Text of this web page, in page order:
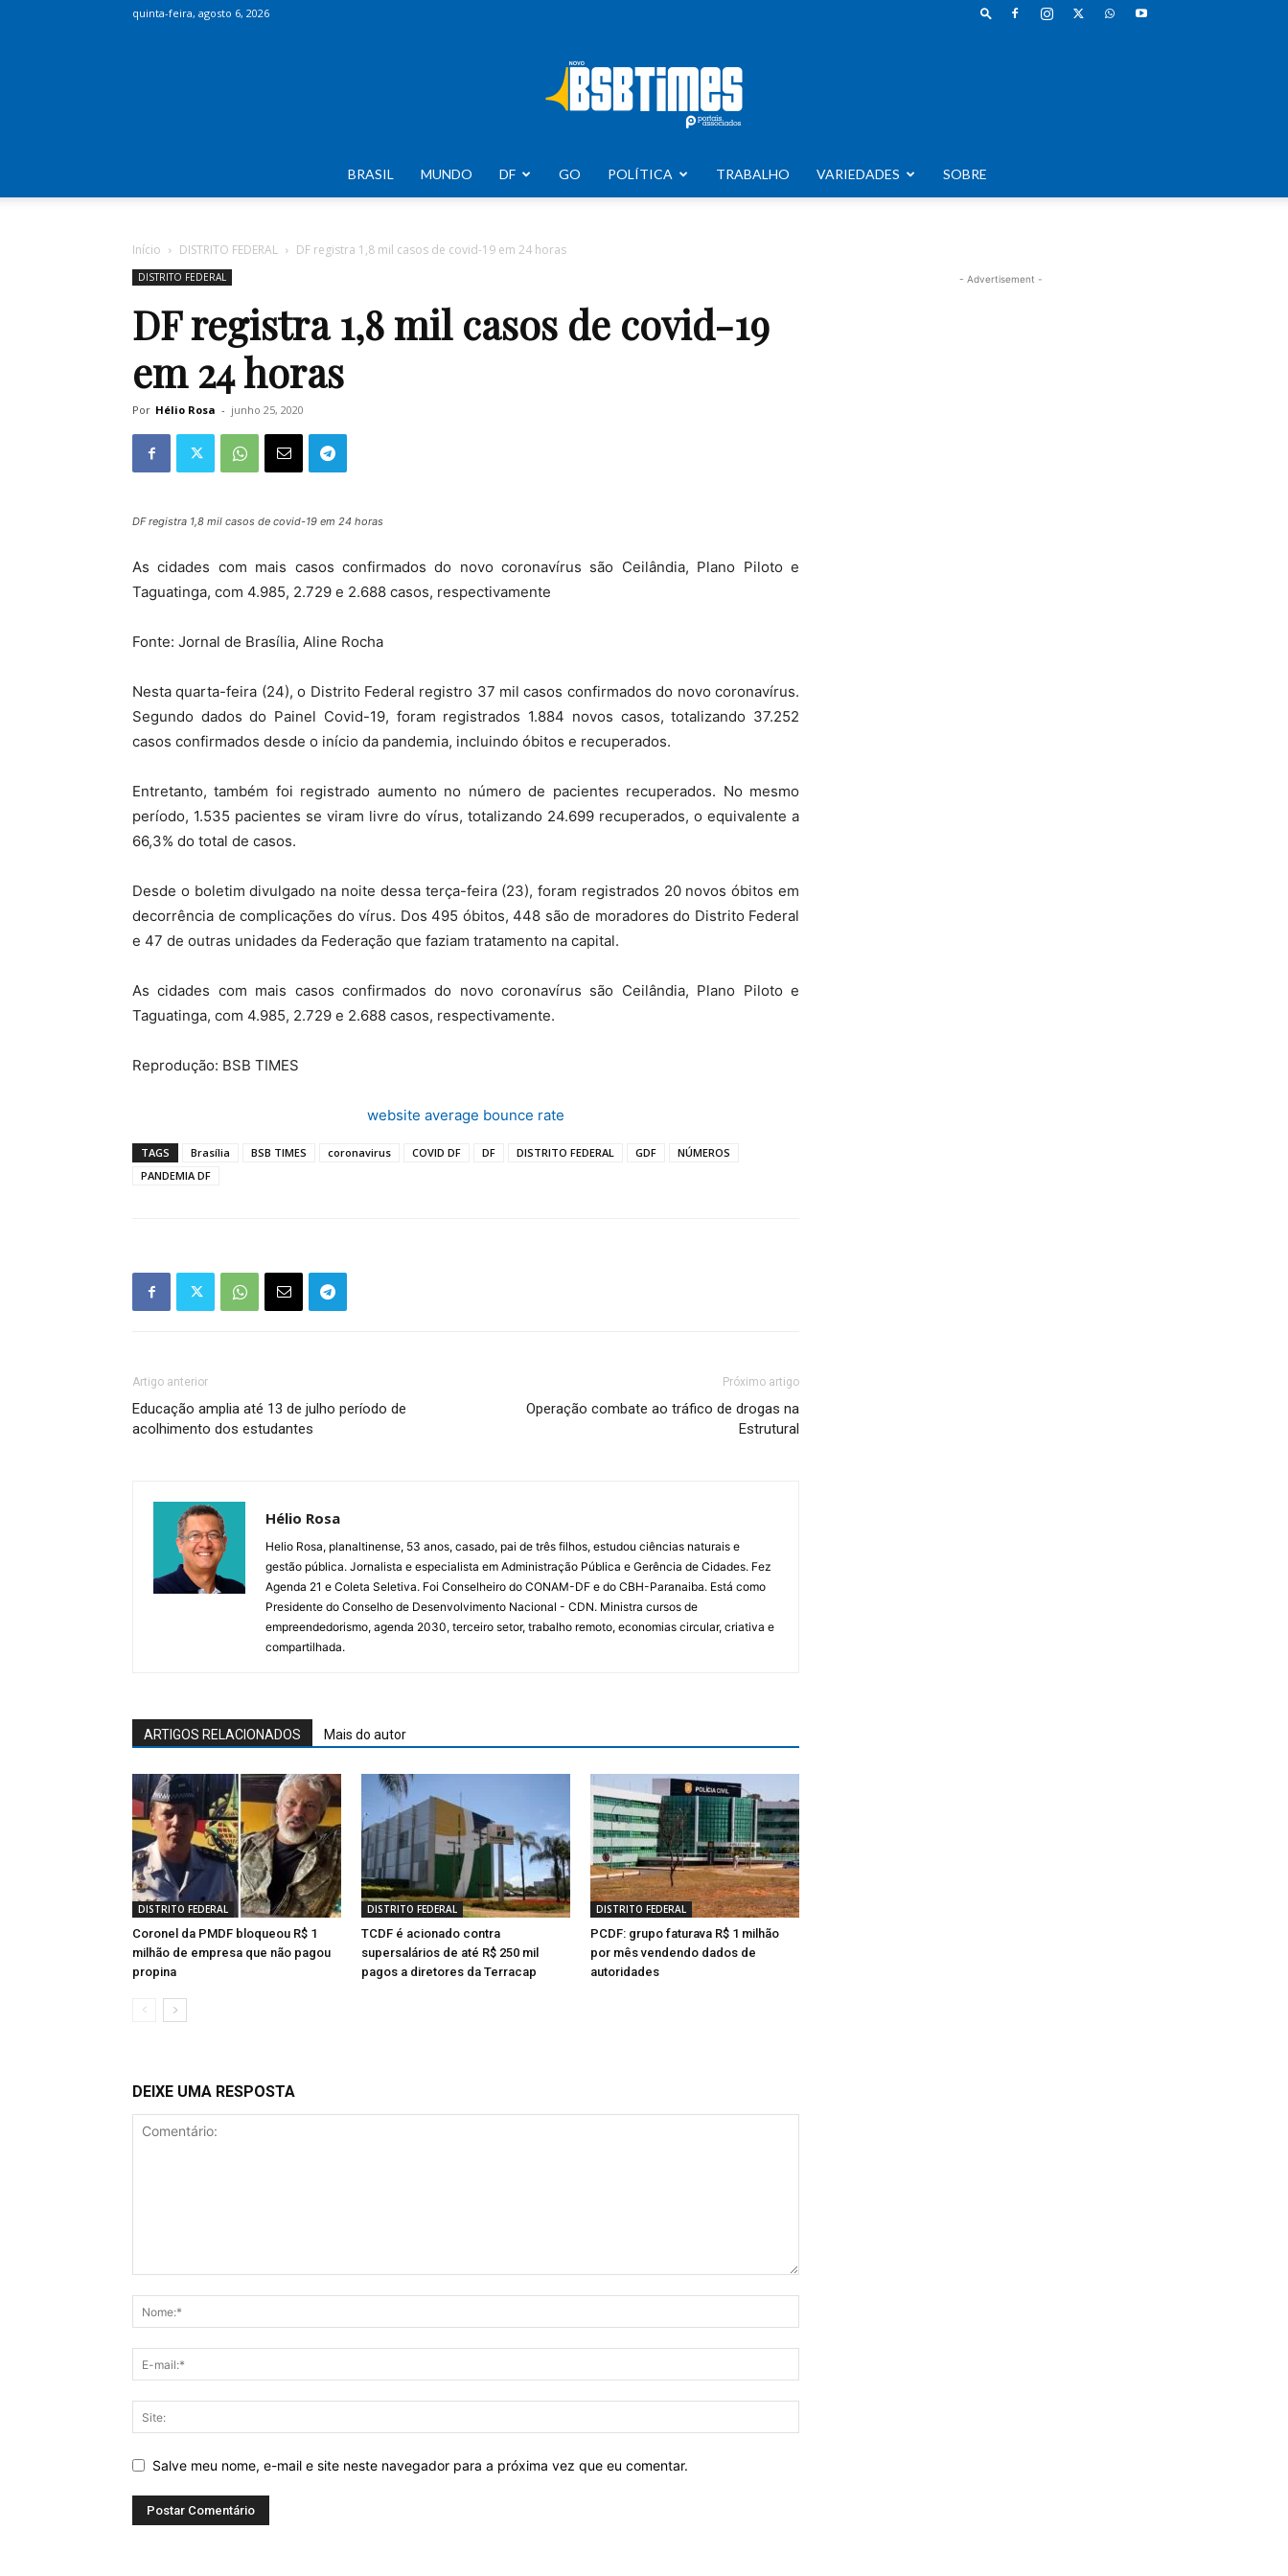
quinta-feira, agosto 6, 2026
Times
BRASIL MUNDO DF GO POLÍTICA TRABALHO VARIEDADES SOBRE
Início DISTRITO FEDERAL DF registra 1,8 mil casos de covid-19 em 24 horas
DISTRITO FEDERAL
DF registra 1,8 mil casos de covid-19
em 24 horas
Por Hélio Rosa - junho 25, 2020
DF registra 1,8 mil casos de covid-19 em 24 horas
As cidades com mais casos confirmados do novo coronavírus são Ceilândia, Plano Piloto e
Taguatinga, com 4.985, 2.729 e 2.688 casos, respectivamente
Fonte: Jornal de Brasília, Aline Rocha
Nesta quarta-feira (24), o Distrito Federal registro 37 mil casos confirmados do novo coronavírus.
Segundo dados do Painel Covid-19, foram registrados 1.884 novos casos, totalizando 37.252
casos confirmados desde o início da pandemia, incluindo óbitos e recuperados.
Entretanto, também foi registrado aumento no número de pacientes recuperados. No mesmo
período, 1.535 pacientes se viram livre do vírus, totalizando 24.699 recuperados, o equivalente a
66,3% do total de casos.
Desde o boletim divulgado na noite dessa terça-feira (23), foram registrados 20 novos óbitos em
decorrência de complicações do vírus. Dos 495 óbitos, 448 são de moradores do Distrito Federal
e 47 de outras unidades da Federação que faziam tratamento na capital.
As cidades com mais casos confirmados do novo coronavírus são Ceilândia, Plano Piloto e
Taguatinga, com 4.985, 2.729 e 2.688 casos, respectivamente.
Reprodução: BSB TIMES
website average bounce rate
TAGS Brasília BSB TIMES coronavirus COVID DF DF DISTRITO FEDERAL GDF
NÚMEROS
PANDEMIA DF
Artigo anterior
Educação amplia até 13 de julho período de
acolhimento dos estudantes
Próximo artigo
Operação combate ao tráfico de drogas na
Estrutural
Hélio Rosa
Helio Rosa, planaltinense, 53 anos, casado, pai de três filhos, estudou ciências naturais e
gestão pública. Jornalista e especialista em Administração Pública e Gerência de Cidades. Fez
Agenda 21 e Coleta Seletiva. Foi Conselheiro do CONAM-DF e do CBH-Paranaiba. Está como
Presidente do Conselho de Desenvolvimento Nacional - CDN. Ministra cursos de
empreendedorismo, agenda 2030, terceiro setor, trabalho remoto, economias circular, criativa e
compartilhada.
ARTIGOS RELACIONADOS Mais do autor
DISTRITO FEDERAL
Coronel da PMDF bloqueou R$ 1
milhão de empresa que não pagou
propina
DISTRITO FEDERAL
TCDF é acionado contra
supersalários de até R$ 250 mil
pagos a diretores da Terracap
DISTRITO FEDERAL
PCDF: grupo faturava R$ 1 milhão
por mês vendendo dados de
autoridades
DEIXE UMA RESPOSTA
Salve meu nome, e-mail e site neste navegador para a próxima vez que eu comentar.
- Advertisement -